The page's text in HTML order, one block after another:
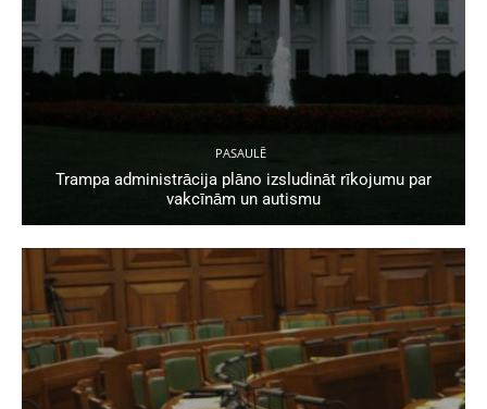
PASAULĒ
Trampa administrācija plāno izsludināt rīkojumu par
vakcīnām un autismu